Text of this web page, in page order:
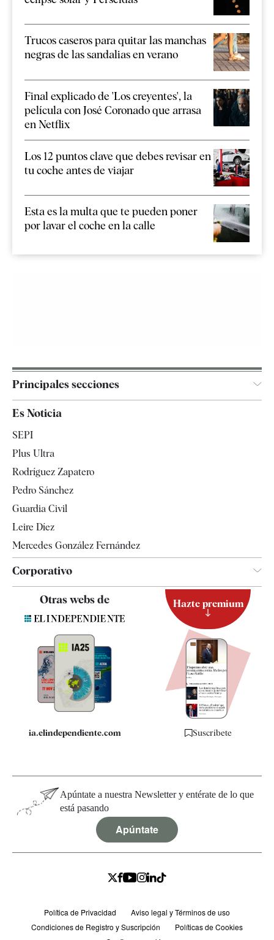
Trucos caseros para quitar las manchas
negras de las sandalias en verano
Final explicado de 'Los creyentes', la
película con José Coronado que arrasa
en Netflix
Los 12 puntos clave que debes revisar en
tu coche antes de viajar
Esta es la multa que te pueden poner
por lavar el coche en la calle
Principales secciones
Televisión
Es Noticia
SEPI
Plus Ultra
Rodríguez Zapatero
Pedro Sánchez
Guardia Civil
Leire Díez
Mercedes González Fernández
Corporativo
Quiénes somos
Especificaciones
Otras webs de
ia.elindependiente.com
Hazte premium
Suscríbete
Apúntate a nuestra Newsletter y entérate de lo que
está pasando
Apúntate
Política de Privacidad
Aviso legal y Términos de uso
Condiciones de Registro y Suscripción
Políticas de Cookies